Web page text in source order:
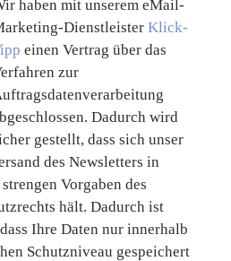
haben mit unserem eMail-
Dienstleister Klick-
einen Vertrag über das
zur
Dadurch wird
gestellt, dass sich unser
des Newsletters in
Vorgaben des
hält. Dadurch ist
Ihre Daten nur innerhalb
Schutzniveau gespeichert